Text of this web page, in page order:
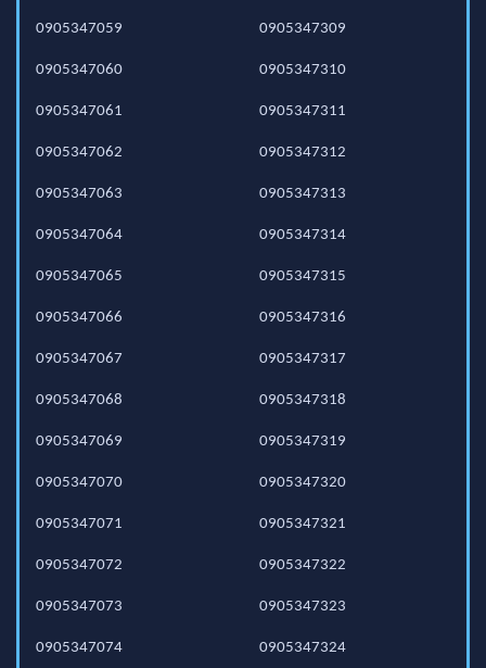
0905347059
0905347060
0905347061
0905347062
0905347063
0905347064
0905347065
0905347066
0905347067
0905347068
0905347069
0905347070
0905347071
0905347072
0905347073
0905347074
0905347309
0905347310
0905347311
0905347312
0905347313
0905347314
0905347315
0905347316
0905347317
0905347318
0905347319
0905347320
0905347321
0905347322
0905347323
0905347324